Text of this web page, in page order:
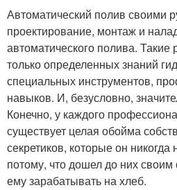
Автоматический полив своими
проектирование, монтаж и
автоматического полива.
только определенных знаний
специальных инструментов,
навыков. И, безусловно,
Конечно, у каждого
существует целая обойма
секретиков, которые он никогда
потому, что дошел до них
ему зарабатывать на хлеб.